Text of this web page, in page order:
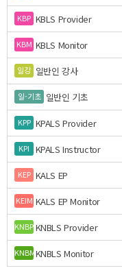
KBP KBLS Provider
KBM KBLS Monitor
일강 일반인 강사
일-기초 일반인 기초
KPP KPALS Provider
KPI KPALS Instructor
KEP KALS EP
KEIM KALS EP Monitor
KNBPKNBLS Provider
KNBMKNBLS Monitor